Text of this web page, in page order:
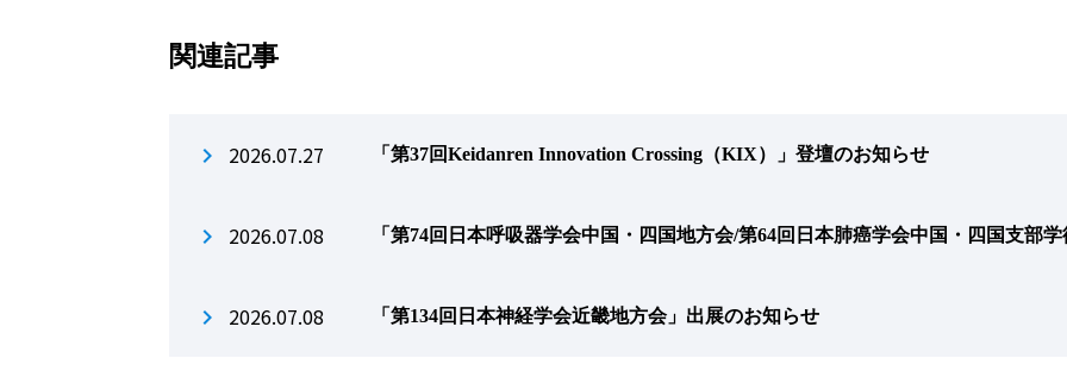
関連記事
2026.07.27 「第37回Keidanren Innovation Crossing（KIX）」登壇のお知らせ
2026.07.08 「第74回日本呼吸器学会中国・四国地方会/第64回日本肺癌学会中国・四国支部
2026.07.08 「第134回日本神経学会近畿地方会」出展のお知らせ